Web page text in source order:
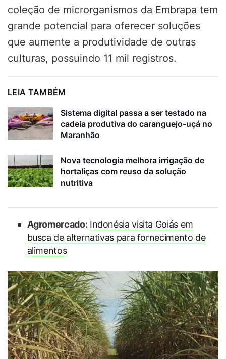
coleção de microrganismos da Embrapa tem
grande potencial para oferecer soluções
que aumente a produtividade de outras
culturas, possuindo 11 mil registros.
LEIA TAMBÉM
Sistema digital passa a ser testado na
cadeia produtiva do caranguejo-uçá no
Maranhão
Nova tecnologia melhora irrigação de
hortaliças com reuso da solução
nutritiva
Agromercado: Indonésia visita Goiás em
busca de alternativas para fornecimento de
alimentos